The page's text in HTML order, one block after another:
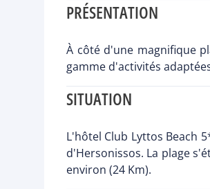
PRÉSENTATION
À côté d'une magnifique
gamme d'activités
SITUATION
L'hôtel Club Lyttos Beach
d'Hersonissos. La plage
environ (24 Km).